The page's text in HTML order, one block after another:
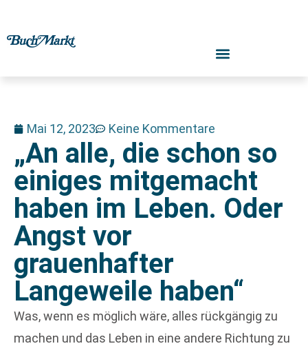
Mai 12, 2023 Keine Kommentare
„An alle, die schon so
einiges mitgemacht
haben im Leben. Oder
Angst vor
grauenhafter
Langeweile haben“
Was, wenn es möglich wäre, alles rückgängig zu
machen und das Leben in eine andere Richtung zu